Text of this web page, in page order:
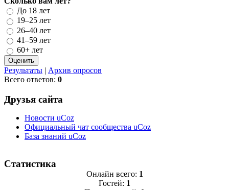
До 18 лет
19–25 лет
26–40 лет
41–59 лет
60+ лет
Результаты | Архив опросов
Всего ответов: 0
Друзья сайта
Новости uCoz
Официальный чат сообщества uCoz
База знаний uCoz
Статистика
Онлайн всего: 1
Гостей: 1